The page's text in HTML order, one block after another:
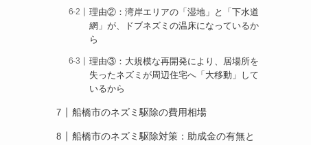
理由②：湾岸エリアの「湿地」と「下水道
網」が、ドブネズミの温床になっているか
ら
理由③：大規模な再開発により、居場所を
失ったネズミが周辺住宅へ「大移動」して
いるから
船橋市のネズミ駆除の費用相場
船橋市のネズミ駆除対策：助成金の有無と